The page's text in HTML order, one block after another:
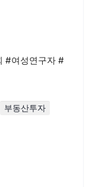
#여성연구자 #
부동산투자